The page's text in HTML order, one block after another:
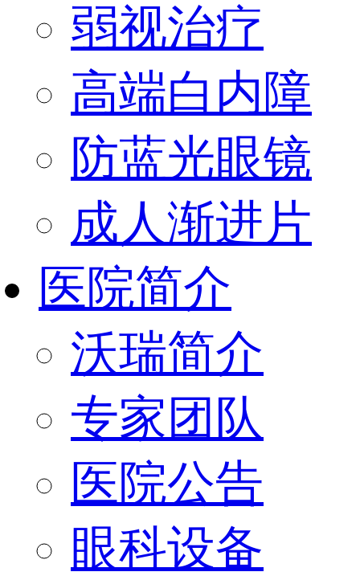
弱视治疗
高端白内障
防蓝光眼镜
成人渐进片
医院简介
沃瑞简介
专家团队
医院公告
眼科设备